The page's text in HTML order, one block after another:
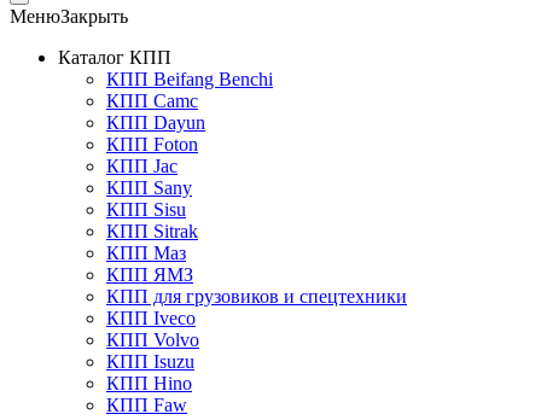
МенюЗакрыть
Каталог КПП
КПП Beifang Benchi
КПП Camc
КПП Dayun
КПП Foton
КПП Jac
КПП Sany
КПП Sisu
КПП Sitrak
КПП Маз
КПП ЯМЗ
КПП для грузовиков и спецтехники
КПП Iveco
КПП Volvo
КПП Isuzu
КПП Hino
КПП Faw